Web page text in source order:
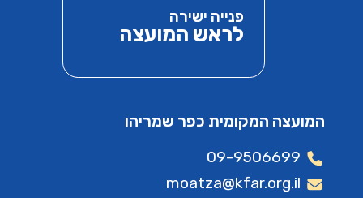
פנייה ישירה
לראש המועצה
המועצה המקומית כפר שמריהו
09-9506699
moatza@kfar.org.il